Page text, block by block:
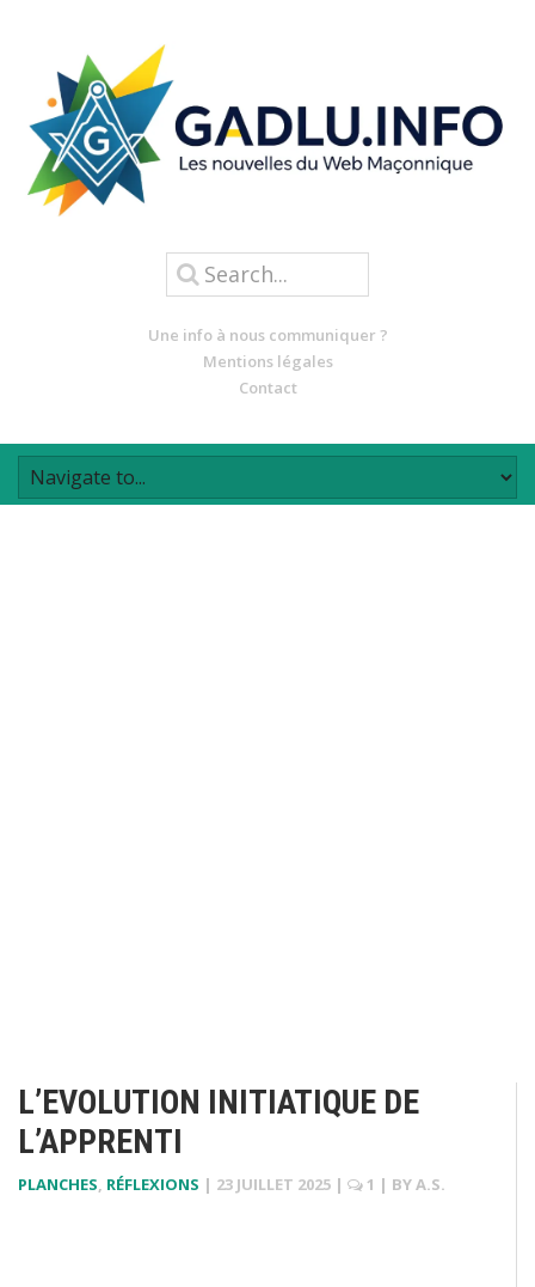
Une info à nous communiquer ?
Mentions légales
Contact
L’EVOLUTION INITIATIQUE DE
L’APPRENTI
PLANCHES, RÉFLEXIONS | 23 JUILLET 2025 | 1 | BYA.S.